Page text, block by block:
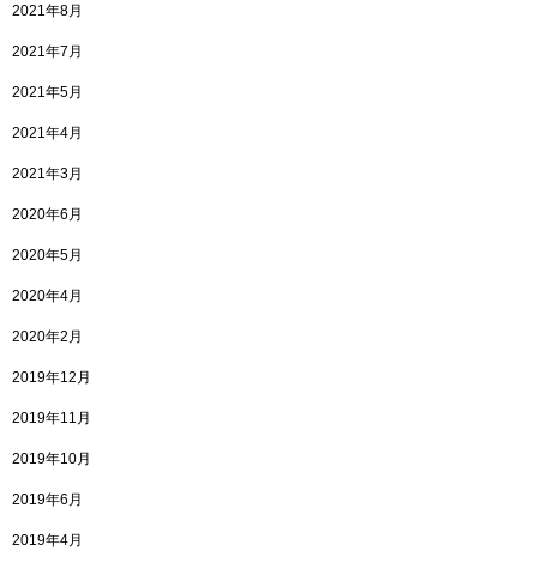
2021年8月
2021年7月
2021年5月
2021年4月
2021年3月
2020年6月
2020年5月
2020年4月
2020年2月
2019年12月
2019年11月
2019年10月
2019年6月
2019年4月